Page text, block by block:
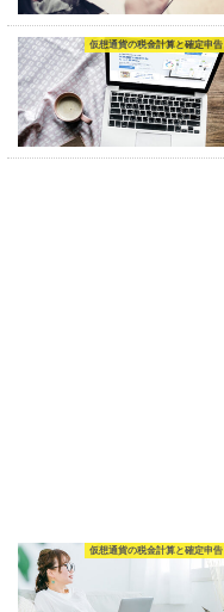
仮想通貨の税金計算と確定申告
仮想通貨の税金計算と確定申告